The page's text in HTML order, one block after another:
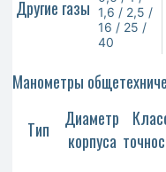
Другие газы
1,6 / 2,5 /
16 / 25 /
40
Манометры
Тип
Диаметр
корпуса